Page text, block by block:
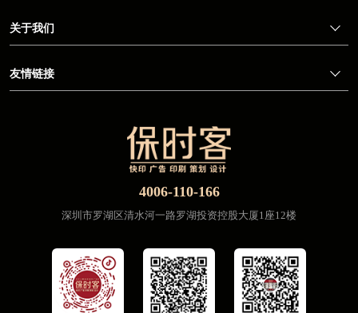
4006-110-166
深圳市罗湖区清水河一路罗湖投资控股大厦1座12楼
关于我们
友情链接